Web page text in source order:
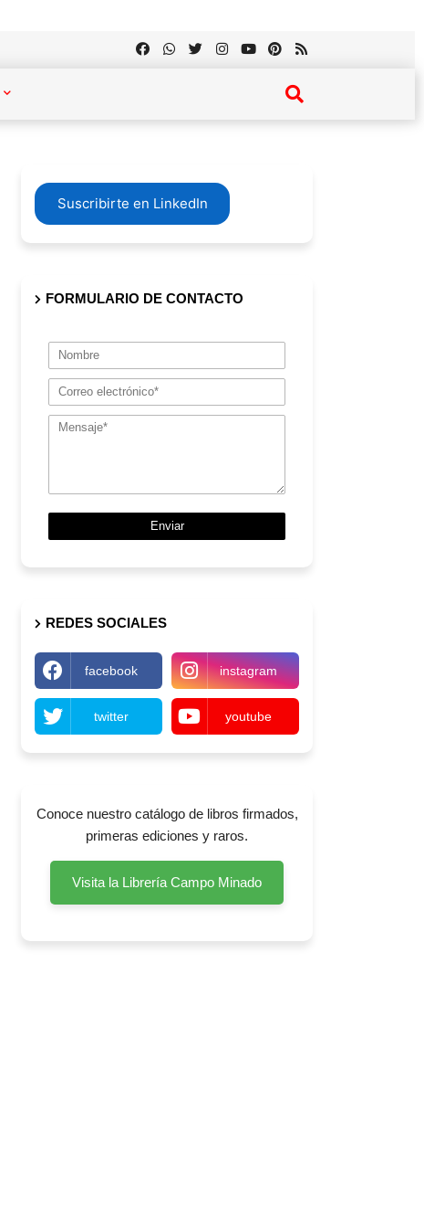
Suscribirte en LinkedIn
FORMULARIO DE CONTACTO
REDES SOCIALES
facebook instagram
twitter youtube
Conoce nuestro catálogo de libros firmados,
primeras ediciones y raros.
Visita la Librería Campo Minado